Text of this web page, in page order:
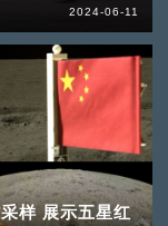
2024-06-11
样 展示五星红